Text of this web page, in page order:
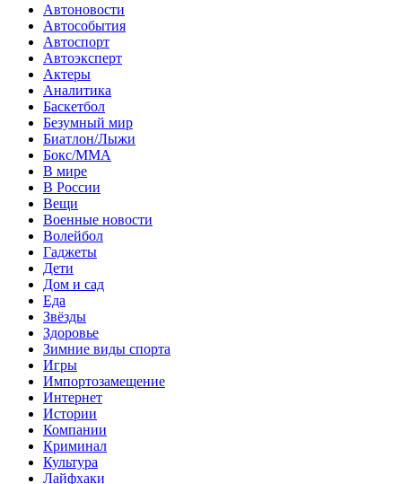
Автоновости
Автособытия
Автоспорт
Автоэксперт
Актеры
Аналитика
Баскетбол
Безумный мир
Биатлон/Лыжи
Бокс/MMA
В мире
В России
Вещи
Военные новости
Волейбол
Гаджеты
Дети
Дом и сад
Еда
Звёзды
Здоровье
Зимние виды спорта
Игры
Импортозамещение
Интернет
Истории
Компании
Криминал
Культура
Лайфхаки